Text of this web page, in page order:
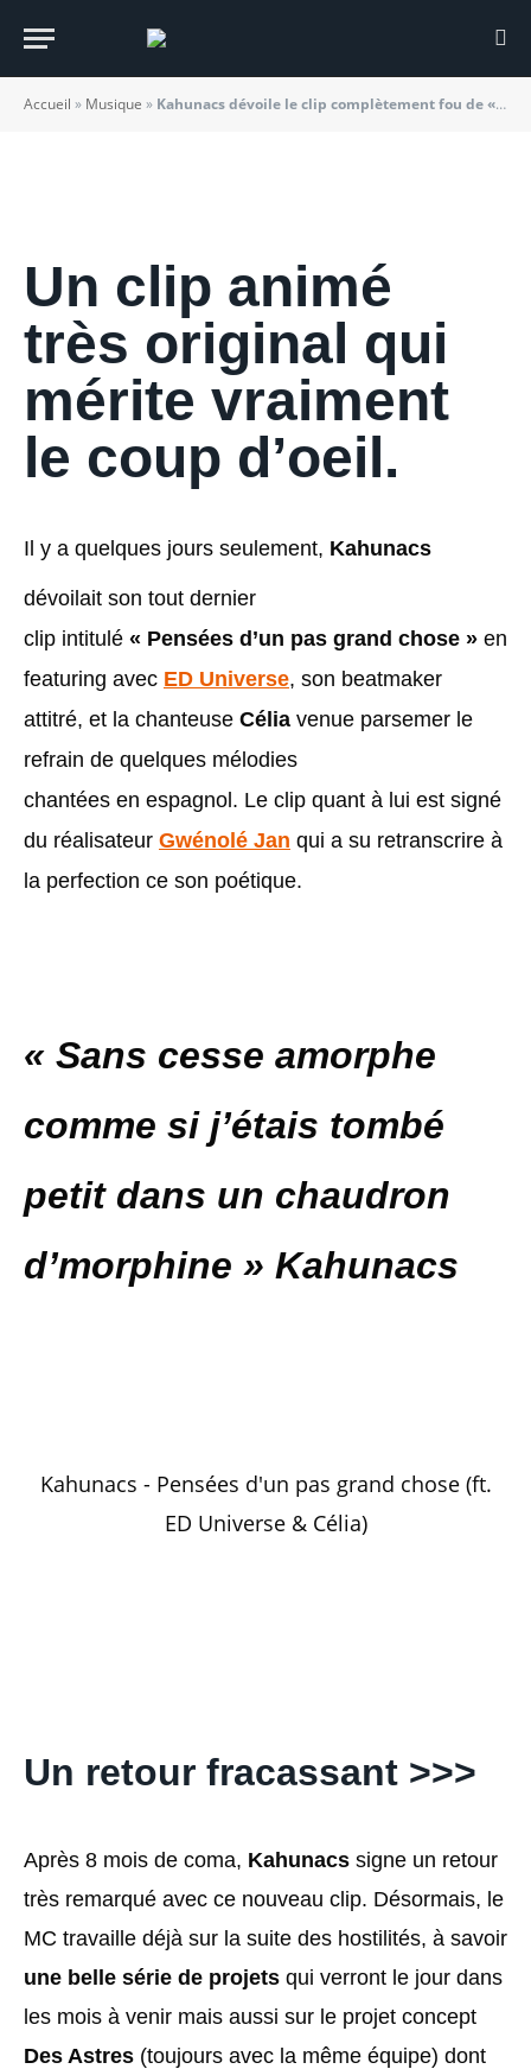
Accueil » Musique » Kahunacs dévoile le clip complètement fou de « Pensées d’un pas grand chose »
BY JADE MORGANE BLOGGER 27/02/2021
Un clip animé
très original qui
mérite vraiment
le coup d’oeil.
Il y a quelques jours seulement, Kahunacs
dévoilait son tout dernier
clip intitulé « Pensées d’un pas grand chose » en
featuring avec ED Universe, son beatmaker
attitré, et la chanteuse Célia venue parsemer le
refrain de quelques mélodies
chantées en espagnol. Le clip quant à lui est signé
du réalisateur Gwénolé Jan qui a su retranscrire à
la perfection ce son poétique.
« Sans cesse amorphe
comme si j’étais tombé
petit dans un chaudron
d’morphine » Kahunacs
Kahunacs - Pensées d'un pas grand chose (ft.
ED Universe & Célia)
Un retour fracassant >>>
Après 8 mois de coma, Kahunacs signe un retour
très remarqué avec ce nouveau clip. Désormais, le
MC travaille déjà sur la suite des hostilités, à savoir
une belle série de projets qui verront le jour dans
les mois à venir mais aussi sur le projet concept
Des Astres (toujours avec la même équipe) dont